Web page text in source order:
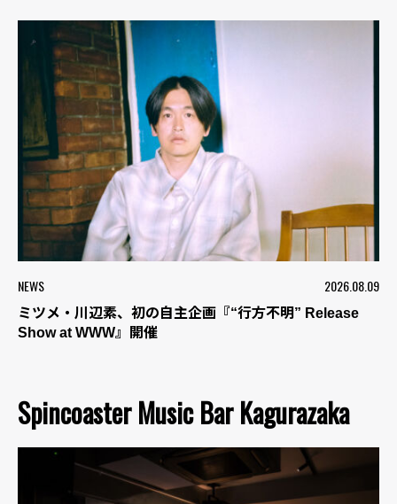
NEWS 2026.08.09
ミツメ・川辺素、初の自主企画『“行方不明” Release
Show at WWW』開催
Spincoaster Music Bar Kagurazaka